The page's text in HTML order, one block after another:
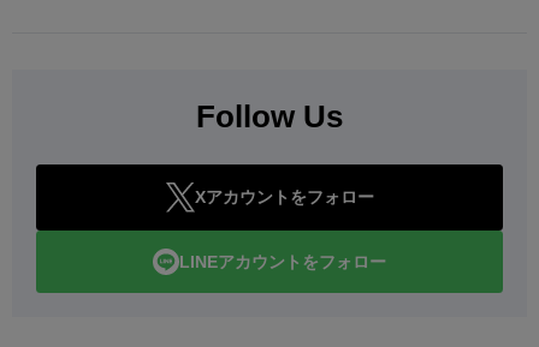
Follow Us
Xアカウントをフォロー
LINEアカウントをフォロー